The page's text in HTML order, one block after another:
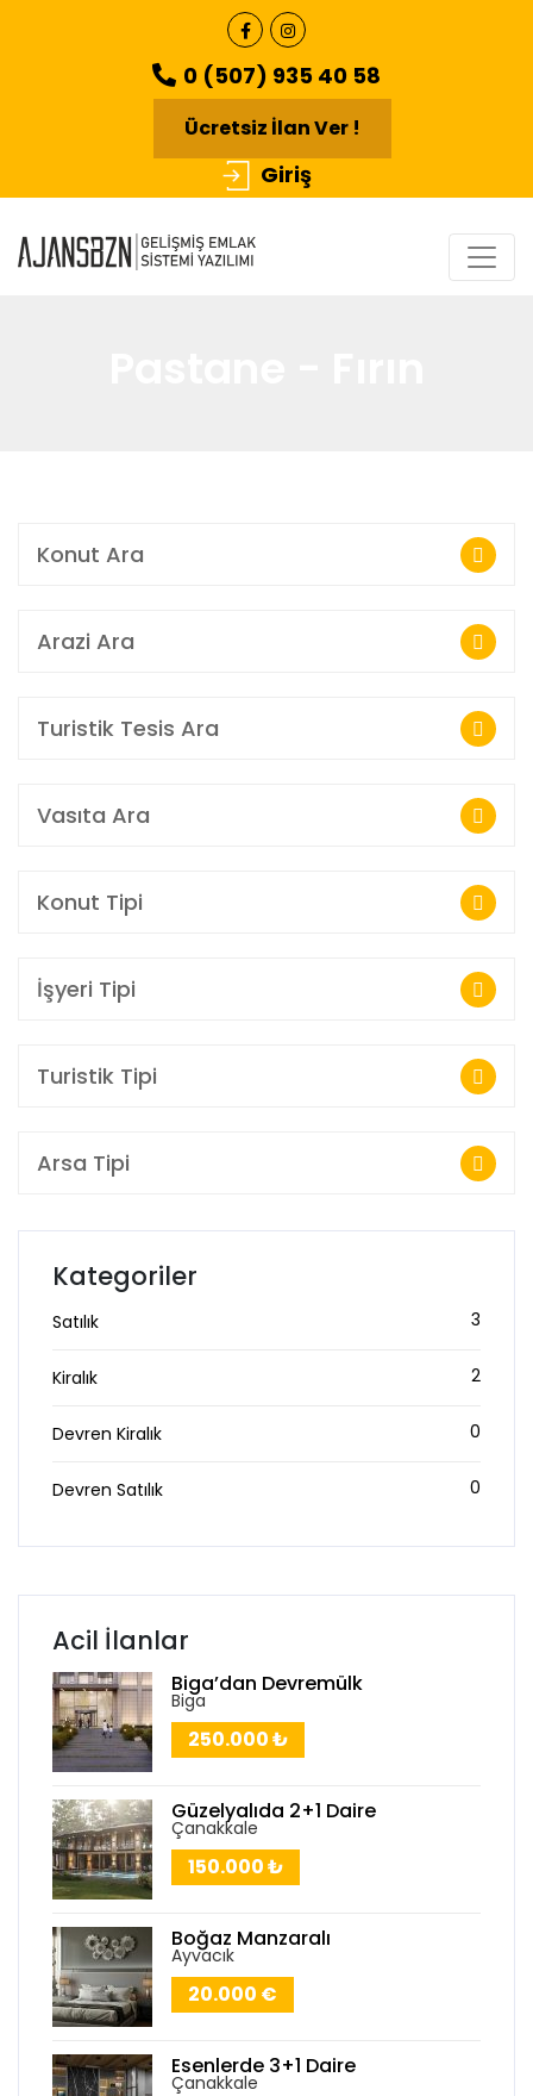
0 (507) 935 40 58
Ücretsiz İlan Ver !
Giriş
Konut Ara
Arazi Ara
Turistik Tesis Ara
Vasıta Ara
Konut Tipi
İşyeri Tipi
Turistik Tipi
Arsa Tipi
Kategoriler
Satılık 3
Kiralık 2
Devren Kiralık 0
Devren Satılık 0
Acil İlanlar
Biga’dan Devremülk
Biga
250.000 ₺
Güzelyalıda 2+1 Daire
Çanakkale
150.000 ₺
Boğaz Manzaralı
Ayvacık
20.000 €
Esenlerde 3+1 Daire
Çanakkale